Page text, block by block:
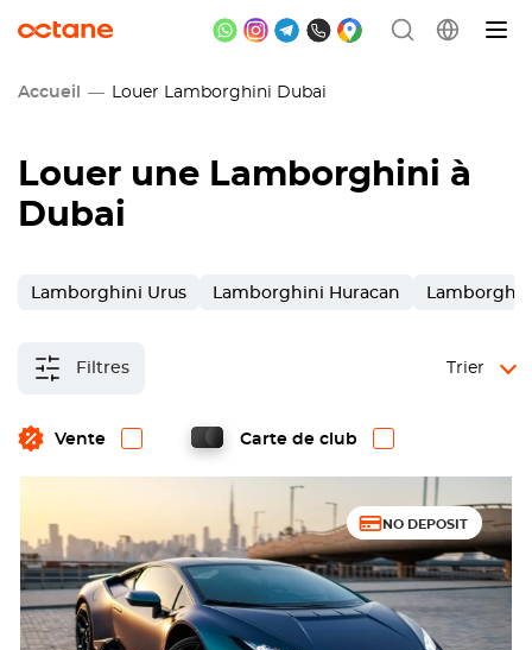
Accueil Louer Lamborghini Dubai
Louer une Lamborghini à
Dubai
Lamborghini Urus Lamborghini Huracan
Filtres
Vente Carte de club
Trier
NO DEPOSIT